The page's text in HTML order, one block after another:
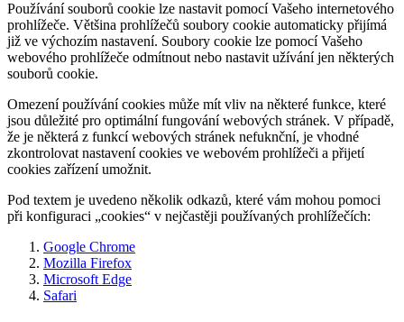
Používání souborů cookie lze nastavit pomocí Vašeho internetového
prohlížeče. Většina prohlížečů soubory cookie automaticky přijímá
již ve výchozím nastavení. Soubory cookie lze pomocí Vašeho
webového prohlížeče odmítnout nebo nastavit užívání jen některých
souborů cookie.
Omezení používání cookies může mít vliv na některé funkce, které
jsou důležité pro optimální fungování webových stránek. V případě,
že je některá z funkcí webových stránek nefuknční, je vhodné
zkontrolovat nastavení cookies ve webovém prohlížeči a přijetí
cookies zařízení umožnit.
Pod textem je uvedeno několik odkazů, které vám mohou pomoci
při konfiguraci „cookies“ v nejčastěji používaných prohlížečích:
Google Chrome
Mozilla Firefox
Microsoft Edge
Safari